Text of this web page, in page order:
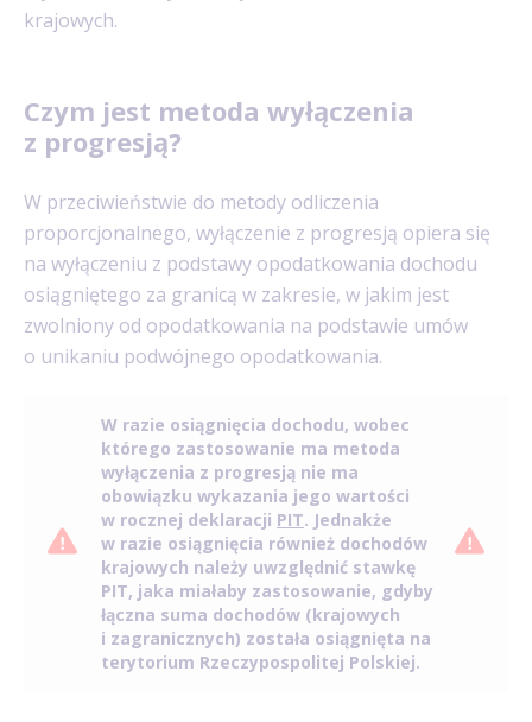
krajowych.
Czym jest metoda wyłączenia
z progresją?
W przeciwieństwie do metody odliczenia
proporcjonalnego, wyłączenie z progresją opiera się
na wyłączeniu z podstawy opodatkowania dochodu
osiągniętego za granicą w zakresie, w jakim jest
zwolniony od opodatkowania na podstawie umów
o unikaniu podwójnego opodatkowania.
W razie osiągnięcia dochodu, wobec
którego zastosowanie ma metoda
wyłączenia z progresją nie ma
obowiązku wykazania jego wartości
w rocznej deklaracji PIT. Jednakże
w razie osiągnięcia również dochodów
krajowych należy uwzględnić stawkę
PIT, jaka miałaby zastosowanie, gdyby
łączna suma dochodów (krajowych
i zagranicznych) została osiągnięta na
terytorium Rzeczypospolitej Polskiej.